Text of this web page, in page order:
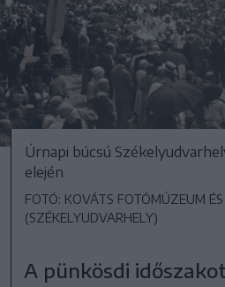
Úrnapi búcsú
elején
FOTÓ: KOVÁTS FOTÓMÚZEUM
(SZÉKELYUDVARHELY)
A pünkösdi